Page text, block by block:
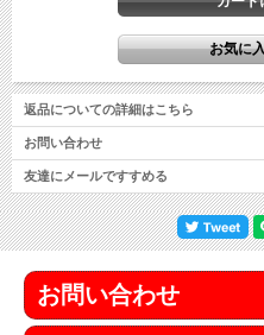
返品についての詳細はこちら
お問い合わせ
友達にメールですすめる
お問い合わせ